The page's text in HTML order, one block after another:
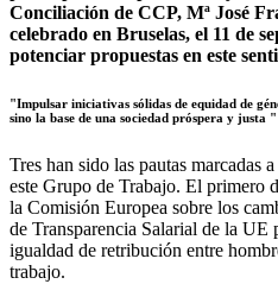
Conciliación de CCP, Mª José
celebrado en Bruselas, el 11 de
potenciar propuestas en este
"Impulsar iniciativas sólidas de equidad de
sino la base de una sociedad próspera y justa "
Tres han sido las pautas marcadas
este Grupo de Trabajo. El primero
la Comisión Europea sobre los
de Transparencia Salarial de la
igualdad de retribución entre
trabajo.